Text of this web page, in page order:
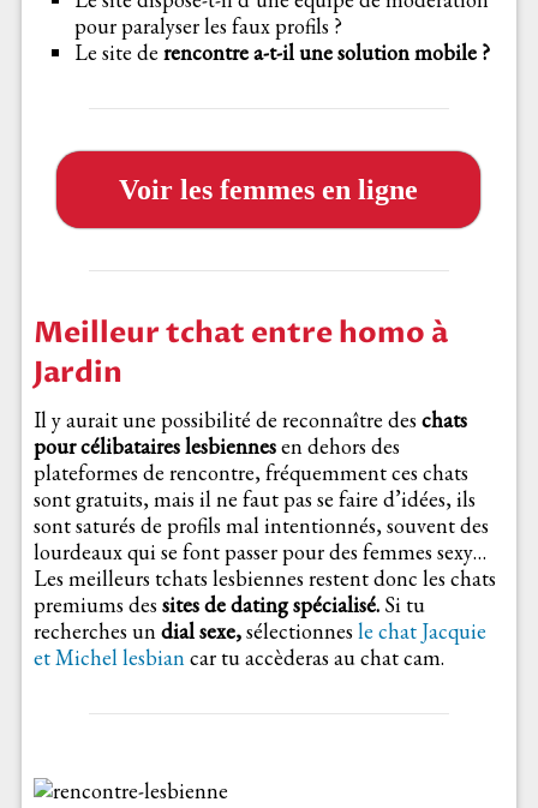
pour paralyser les faux profils ?
Le site derencontre a-t-il une solution mobile ?
Voir les femmes en ligne
Meilleur tchat entre homo à
Jardin
Il y aurait une possibilité de reconnaître des chats
pour célibataires lesbiennesen dehors des
plateformes de rencontre, fréquemment ces chats
sont gratuits, mais il ne faut pas se faire d’idées, ils
sont saturés de profils mal intentionnés, souvent des
lourdeaux qui se font passer pour des femmes sexy…
Les meilleurs tchats lesbiennes restent donc les chats
premiums des sites de dating spécialisé.Si tu
recherches undial sexe,sélectionnes le chat Jacquie
et Michel lesbiancar tu accèderas au chat cam.